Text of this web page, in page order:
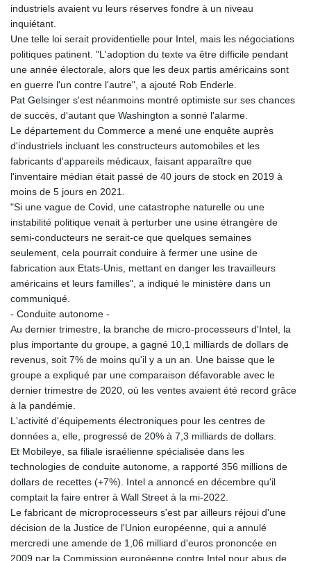
industriels avaient vu leurs réserves fondre à un niveau
inquiétant.
Une telle loi serait providentielle pour Intel, mais les négociations
politiques patinent. "L'adoption du texte va être difficile pendant
une année électorale, alors que les deux partis américains sont
en guerre l'un contre l'autre", a ajouté Rob Enderle.
Pat Gelsinger s'est néanmoins montré optimiste sur ses chances
de succès, d'autant que Washington a sonné l'alarme.
Le département du Commerce a mené une enquête auprès
d'industriels incluant les constructeurs automobiles et les
fabricants d'appareils médicaux, faisant apparaître que
l'inventaire médian était passé de 40 jours de stock en 2019 à
moins de 5 jours en 2021.
"Si une vague de Covid, une catastrophe naturelle ou une
instabilité politique venait à perturber une usine étrangère de
semi-conducteurs ne serait-ce que quelques semaines
seulement, cela pourrait conduire à fermer une usine de
fabrication aux Etats-Unis, mettant en danger les travailleurs
américains et leurs familles", a indiqué le ministère dans un
communiqué.
- Conduite autonome -
Au dernier trimestre, la branche de micro-processeurs d'Intel, la
plus importante du groupe, a gagné 10,1 milliards de dollars de
revenus, soit 7% de moins qu'il y a un an. Une baisse que le
groupe a expliqué par une comparaison défavorable avec le
dernier trimestre de 2020, où les ventes avaient été record grâce
à la pandémie.
L'activité d'équipements électroniques pour les centres de
données a, elle, progressé de 20% à 7,3 milliards de dollars.
Et Mobileye, sa filiale israélienne spécialisée dans les
technologies de conduite autonome, a rapporté 356 millions de
dollars de recettes (+7%). Intel a annoncé en décembre qu'il
comptait la faire entrer à Wall Street à la mi-2022.
Le fabricant de microprocesseurs s'est par ailleurs réjoui d'une
décision de la Justice de l'Union européenne, qui a annulé
mercredi une amende de 1,06 milliard d'euros prononcée en
2009 par la Commission européenne contre Intel pour abus de